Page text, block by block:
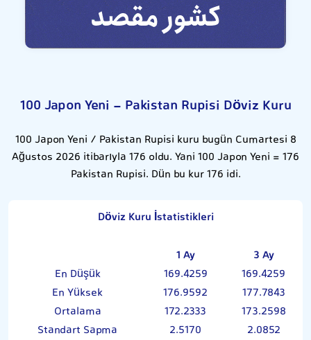
100 Japon Yeni - Pakistan Rupisi Döviz Kuru
100 Japon Yeni / Pakistan Rupisi kuru bugün Cumartesi 8
Ağustos 2026 itibarıyla 176 oldu. Yani 100 Japon Yeni = 176
Pakistan Rupisi. Dün bu kur 176 idi.
Döviz Kuru İstatistikleri
1 Ay
3 Ay
En Düşük
169.4259
169.4259
En Yüksek
176.9592
177.7843
Ortalama
172.2333
173.2598
Standart Sapma
2.5170 2.0852